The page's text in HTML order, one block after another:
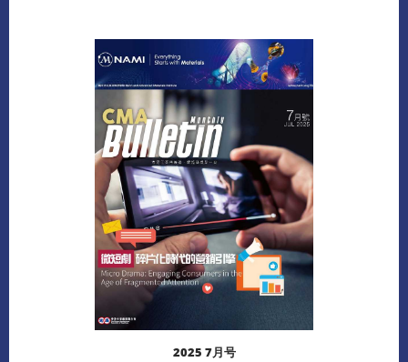
阅读更多
下载
2025 7月号